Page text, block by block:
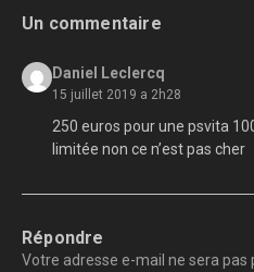
Un commentaire
Daniel Leclercq
15 juillet 2019 a 2h28
250 euros pour une psvita
limitée non ce n’est pas cher
Répondre
Votre adresse e-mail ne sera pas